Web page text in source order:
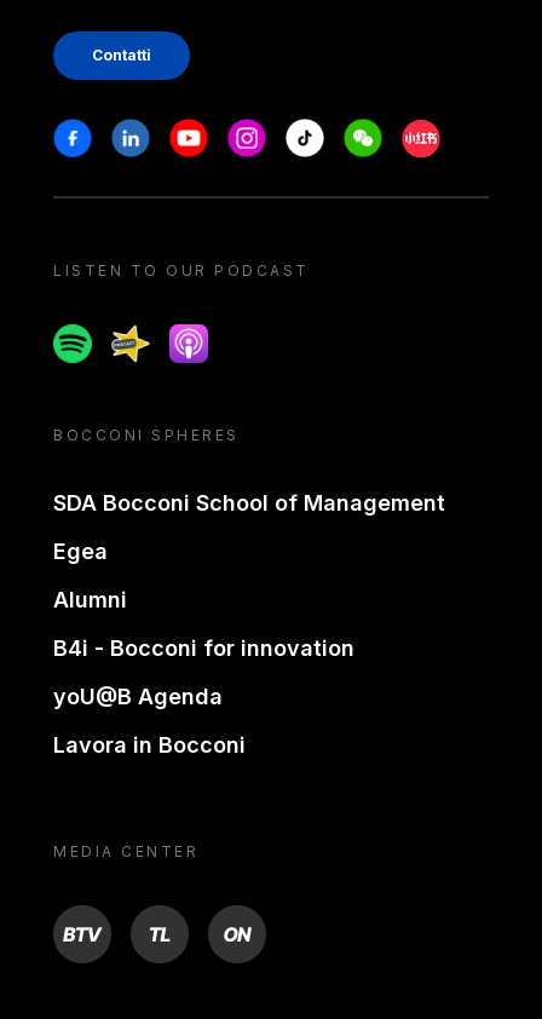
Contatti
Stay in touch
FacebookLinkedinYoutubeInstagram
Tiktok WeechatXiaohongshu/
LISTEN TO OUR PODCAST
SpotifySpreakerApple podcast
BOCCONI SPHERES
SDA Bocconi School of Management
Egea
Alumni
B4i - Bocconi for innovation
yoU@B Agenda
Lavora in Bocconi
MEDIA CENTER
BTV TL ON